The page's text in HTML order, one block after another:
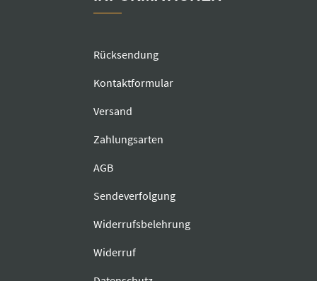
Rücksendung
Kontaktformular
Versand
Zahlungsarten
AGB
Sendeverfolgung
Widerrufsbelehrung
Widerruf